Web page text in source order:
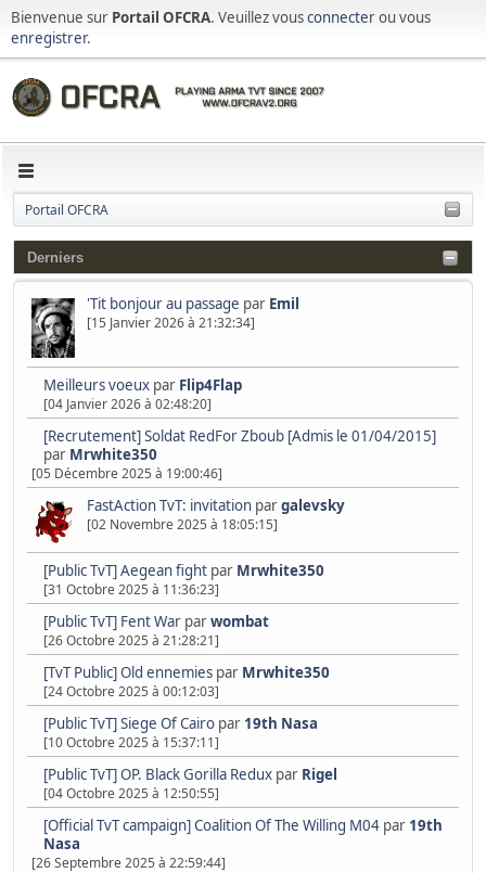
Bienvenue sur Portail OFCRA. Veuillez vousconnecterou vous
enregistrer.
Portail OFCRA
Derniers
'Tit bonjour au passage par Emil
[15 Janvier 2026 à 21:32:34]
Meilleurs voeux par Flip4Flap
[04 Janvier 2026 à 02:48:20]
[Recrutement] Soldat RedFor Zboub [Admis le 01/04/2015]
par Mrwhite350
[05 Décembre 2025 à 19:00:46]
FastAction TvT: invitation pargalevsky
[02 Novembre 2025 à 18:05:15]
[Public TvT] Aegean fight par Mrwhite350
[31 Octobre 2025 à 11:36:23]
[Public TvT] Fent War parwombat
[26 Octobre 2025 à 21:28:21]
[TvT Public] Old ennemies par Mrwhite350
[24 Octobre 2025 à 00:12:03]
[Public TvT] Siege Of Cairo par 19th Nasa
[10 Octobre 2025 à 15:37:11]
[Public TvT] OP. Black Gorilla Redux par Rigel
[04 Octobre 2025 à 12:50:55]
[Official TvT campaign] Coalition Of The Willing M04 par 19th
Nasa
[26 Septembre 2025 à 22:59:44]